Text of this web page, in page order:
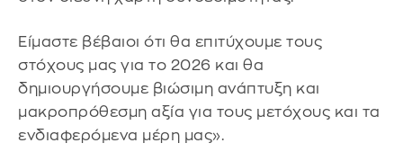
Είμαστε βέβαιοι ότι θα επιτύχουμε τους
στόχους μας για το 2026 και θα
δημιουργήσουμε βιώσιμη ανάπτυξη και
μακροπρόθεσμη αξία για τους μετόχους και τα
ενδιαφερόμενα μέρη μας».